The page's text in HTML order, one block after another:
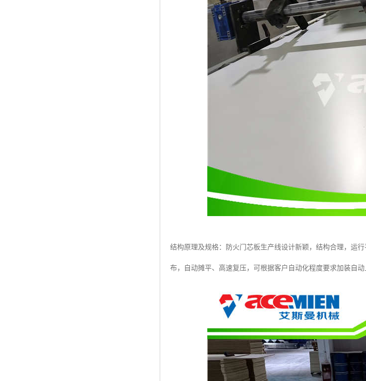
结构原理及规格：防火门芯板生产线设计新颖，结构合理，运
布，自动摊平、高速复压，可根据客户自动化程度要求加装自